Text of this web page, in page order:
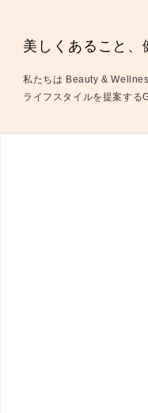
美しくあること、
私たちは Beauty &
ライフスタイルを提案する